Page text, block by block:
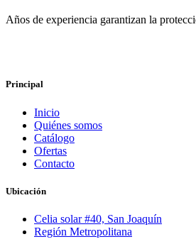
Años de experiencia garantizan la
Principal
Inicio
Quiénes somos
Catálogo
Ofertas
Contacto
Ubicación
Celia solar #40, San Joaquín
Región Metropolitana